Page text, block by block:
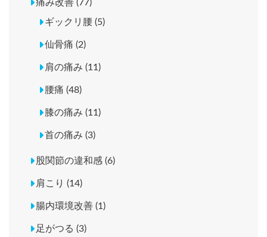
痛み改善 (77)
ギックリ腰 (5)
仙骨痛 (2)
肩の痛み (11)
腰痛 (48)
膝の痛み (11)
首の痛み (3)
股関節の違和感 (6)
肩こり (14)
腸内環境改善 (1)
足がつる (3)